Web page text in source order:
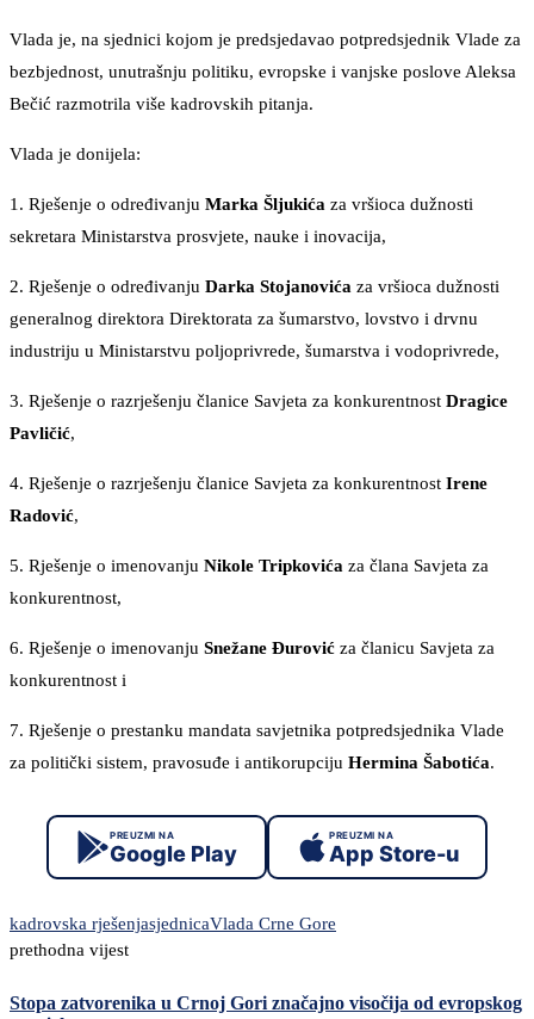
Vlada je, na sjednici kojom je predsjedavao potpredsjednik Vlade za
bezbjednost, unutrašnju politiku, evropske i vanjske poslove Aleksa
Bečić razmotrila više kadrovskih pitanja.
Vlada je donijela:
1. Rješenje o određivanju Marka Šljukića za vršioca dužnosti
sekretara Ministarstva prosvjete, nauke i inovacija,
2. Rješenje o određivanju Darka Stojanovića za vršioca dužnosti
generalnog direktora Direktorata za šumarstvo, lovstvo i drvnu
industriju u Ministarstvu poljoprivrede, šumarstva i vodoprivrede,
3. Rješenje o razrješenju članice Savjeta za konkurentnost Dragice
Pavličić,
4. Rješenje o razrješenju članice Savjeta za konkurentnost Irene
Radović,
5. Rješenje o imenovanju Nikole Tripkovića za člana Savjeta za
konkurentnost,
6. Rješenje o imenovanju Snežane Đurović za članicu Savjeta za
konkurentnost i
7. Rješenje o prestanku mandata savjetnika potpredsjednika Vlade
za politički sistem, pravosuđe i antikorupciju Hermina Šabotića.
PREUZMI NA
Google Play
PREUZMI NA
App Store-u
kadrovska rješenjasjednicaVlada Crne Gore
prethodna vijest
Stopa zatvorenika u Crnoj Gori značajno visočija od evropskog